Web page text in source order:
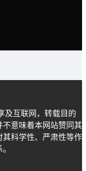
及互联网，转载目的
意味着本网站赞同其
科学性、严肃性等作